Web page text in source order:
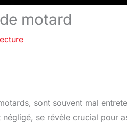
motard
sont souvent mal
se révèle crucial pour